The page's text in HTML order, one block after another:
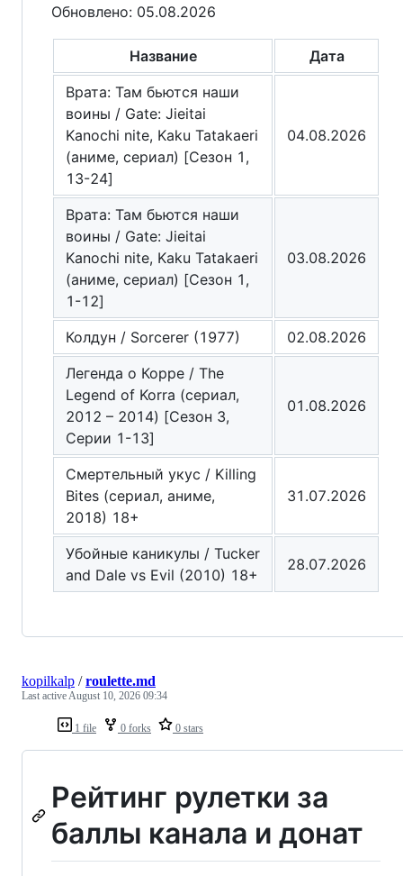
Обновлено: 05.08.2026
Название
Дата
Врата: Там бьются наши
воины / Gate: Jieitai
Kanochi nite, Kaku Tatakaeri
(аниме, сериал) [Сезон 1,
13-24]
04.08.2026
Врата: Там бьются наши
воины / Gate: Jieitai
Kanochi nite, Kaku Tatakaeri
(аниме, сериал) [Сезон 1,
1-12]
03.08.2026
Колдун / Sorcerer (1977)
02.08.2026
Легенда о Корре / The
Legend of Korra (сериал,
2012 – 2014) [Сезон 3,
Серии 1-13]
01.08.2026
Смертельный укус / Killing
Bites (сериал, аниме,
2018) 18+
31.07.2026
Убойные каникулы / Tucker
and Dale vs Evil (2010) 18+
28.07.2026
1 file 0 forks 0 stars
kopilkalp /roulette.md
Last activeAugust 10, 2026 09:34
Рейтинг рулетки за
баллы канала и донат